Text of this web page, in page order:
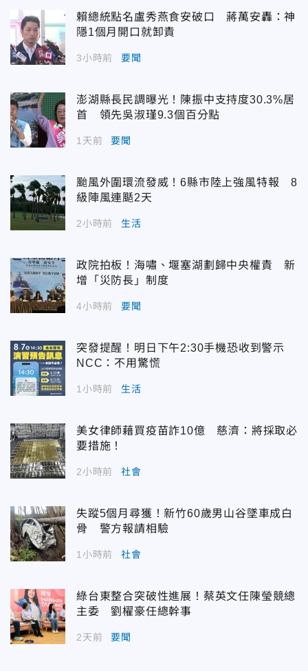
賴總統點名盧秀燕食安破口 蔣萬安轟：神
隱1個月開口就卸責
3小時前 要聞
澎湖縣長民調曝光！陳振中支持度30.3%居
首 領先吳淑瑾9.3個百分點
1天前 要聞
颱風外圍環流發威！6縣市陸上強風特報 8
級陣風連颳2天
2小時前 生活
政院拍板！海嘯、堰塞湖劃歸中央權責 新
增「災防長」制度
4小時前 要聞
突發提醒！明日下午2:30手機恐收到警示
NCC：不用驚慌
1小時前 生活
美女律師藉買疫苗詐10億 慈濟：將採取必
要措施！
2小時前 社會
失蹤5個月尋獲！新竹60歲男山谷墜車成白
骨 警方報請相驗
1小時前 社會
綠台東整合突破性進展！蔡英文任陳瑩競總
主委 劉櫂豪任總幹事
2天前 要聞